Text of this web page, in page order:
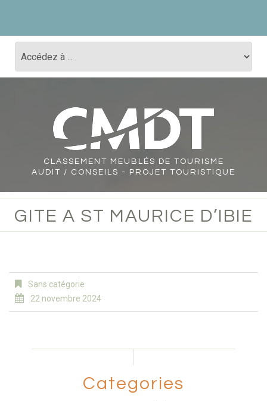
CLASSEMENT
MEUBLÉS DE TOURISME
AUDIT / CONSEILS - PROJET TOURISTIQUE
GITE A ST MAURICE D’IBIE
Sans catégorie
22 novembre 2024
Categories